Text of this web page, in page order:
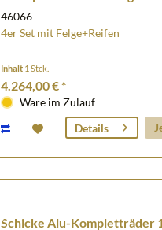
(vori
46066
4er Set mit Felge+Reifen
Inhalt 1 Stck.
4.264,00 € *
Ware im Zulauf
Details
Schicke Alu-Kompletträder